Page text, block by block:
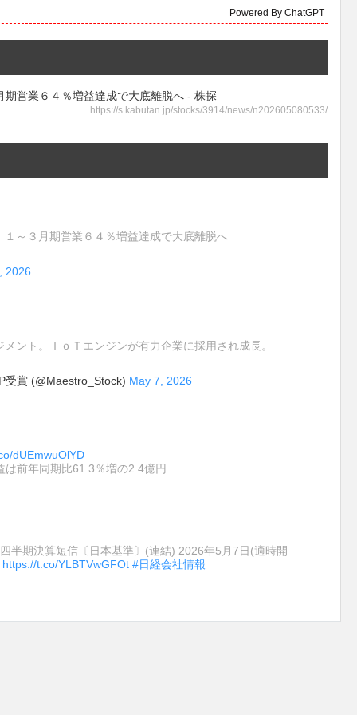
Powered By ChatGPT
営業６４％増益達成で大底離脱へ - 株探
https://s.kabutan.jp/stocks/3914/news/n202605080533/
～３月期営業６４％増益達成で大底離脱へ
2026
ト。ＩｏＴエンジンが有力企業に採用され成長。
賞 (@Maestro_Stock) May 7, 2026
dUEmwuOlYD
前年同期比61.3％増の2.4億円
半期決算短信〔日本基準〕(連結) 2026年5月7日(適時開
https://t.co/YLBTVwGFOt #日経会社情報